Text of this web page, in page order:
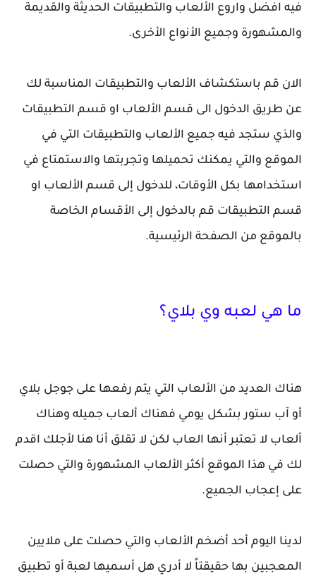
فيه افضل واروع الألعاب والتطبيقات الحديثة والقديمة
والمشهورة وجميع الأنواع الأخرى.
الان قم باستكشاف الألعاب والتطبيقات المناسبة لك
عن طريق الدخول الى قسم الألعاب او قسم التطبيقات
والذي ستجد فيه جميع الألعاب والتطبيقات التي في
الموقع والتي يمكنك تحميلها وتجربتها والاستمتاع في
استخدامها بكل الأوقات، للدخول إلى قسم الألعاب او
قسم التطبيقات قم بالدخول إلى الأقسام الخاصة
بالموقع من الصفحة الرئيسية.
ما هي لعبه وي بلاي؟
هناك العديد من الألعاب التي يتم رفعها على جوجل بلاي
أو آب ستور بشكل يومي فهناك ألعاب جميله وهناك
ألعاب لا تعتبر أنها العاب لكن لا تقلق أنا هنا لأجلك اقدم
لك في هذا الموقع أكثر الألعاب المشهورة والتي حصلت
على إعجاب الجميع.
لدينا اليوم أحد أضخم الألعاب والتي حصلت على ملايين
المعجبين بها حقيقتاً لا أدري هل أسميها لعبة أو تطبيق